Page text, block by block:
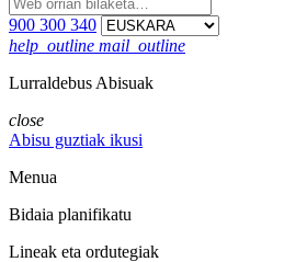
900 300 340
help_outline mail_outline
Lurraldebus Abisuak
close
Abisu guztiak ikusi
Menua
Bidaia planifikatu
Lineak eta ordutegiak